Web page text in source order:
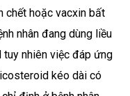
chết hoặc vacxin bất
nhân đang dùng liều
nhiên việc đáp ứng
kéo dài có